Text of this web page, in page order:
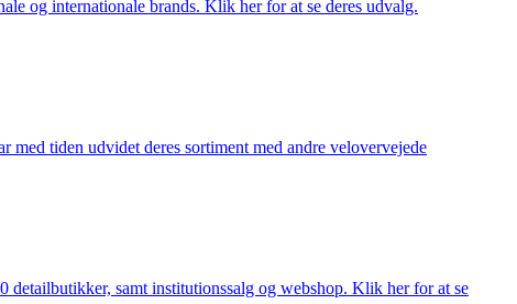
og internationale brands. Klik her for at se deres udvalg.
tiden udvidet deres sortiment med andre velovervejede
samt institutionssalg og webshop. Klik her for at se